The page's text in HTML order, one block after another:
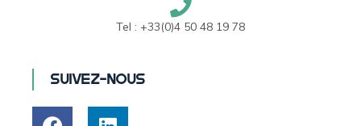
Tel : +33(0)4 50 48 19 78
Suivez-nous